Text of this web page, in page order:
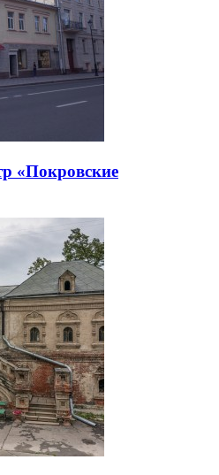
«Покровские